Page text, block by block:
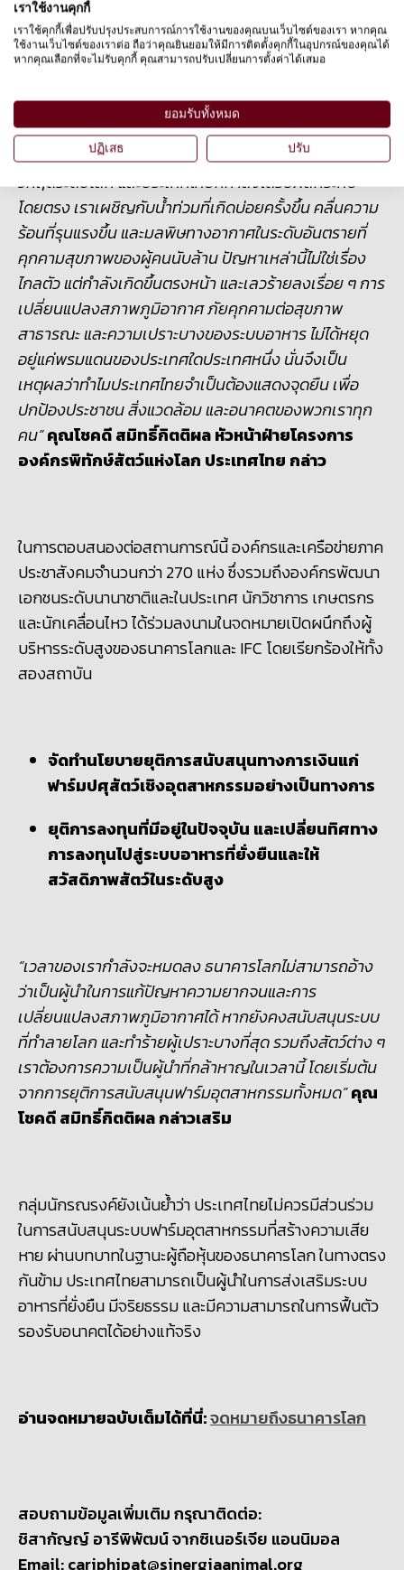
ส่งเสริมโปรตีนทางเลือก รวมถึงไม่ได้แก้ไขปัญหา
ความอยุติธรรมด้านสิ่งแวดล้อมและสังคมในภาค
เกษตรกรรม
“การทำฟาร์มปศุสัตว์เชิงอุตสาหกรรมกำลังเร่งให้เกิด
วิกฤตระดับโลก และประเทศไทยก็กำลังได้รับผลกระทบ
โดยตรง เราเผชิญกับน้ำท่วมที่เกิดบ่อยครั้งขึ้น คลื่นความ
ร้อนที่รุนแรงขึ้น และมลพิษทางอากาศในระดับอันตรายที่
คุกคามสุขภาพของผู้คนนับล้าน ปัญหาเหล่านี้ไม่ใช่เรื่อง
ไกลตัว แต่กำลังเกิดขึ้นตรงหน้า และเลวร้ายลงเรื่อย ๆ การ
เปลี่ยนแปลงสภาพภูมิอากาศ ภัยคุกคามต่อสุขภาพ
สาธารณะ และความเปราะบางของระบบอาหาร ไม่ได้หยุด
อยู่แค่พรมแดนของประเทศใดประเทศหนึ่ง นั่นจึงเป็น
เหตุผลว่าทำไมประเทศไทยจำเป็นต้องแสดงจุดยืน เพื่อ
ปกป้องประชาชน สิ่งแวดล้อม และอนาคตของพวกเราทุก
คน”คุณโชคดี สมิทธิ์กิตติผล หัวหน้าฝ่ายโครงการ
องค์กรพิทักษ์สัตว์แห่งโลก ประเทศไทย กล่าว
ในการตอบสนองต่อสถานการณ์นี้ องค์กรและเครือข่ายภาค
ประชาสังคมจำนวนกว่า 270 แห่ง ซึ่งรวมถึงองค์กรพัฒนา
เอกชนระดับนานาชาติและในประเทศ นักวิชาการ เกษตรกร
และนักเคลื่อนไหว ได้ร่วมลงนามในจดหมายเปิดผนึกถึงผู้
บริหารระดับสูงของธนาคารโลกและ IFC โดยเรียกร้องให้ทั้ง
สองสถาบัน
จัดทำนโยบายยุติการสนับสนุนทางการเงินแก่
ฟาร์มปศุสัตว์เชิงอุตสาหกรรมอย่างเป็นทางการ
ยุติการลงทุนที่มีอยู่ในปัจจุบัน และเปลี่ยนทิศทาง
การลงทุนไปสู่ระบบอาหารที่ยั่งยืนและให้
สวัสดิภาพสัตว์ในระดับสูง
“เวลาของเรากำลังจะหมดลง ธนาคารโลกไม่สามารถอ้าง
ว่าเป็นผู้นำในการแก้ปัญหาความยากจนและการ
เปลี่ยนแปลงสภาพภูมิอากาศได้ หากยังคงสนับสนุนระบบ
ที่ทำลายโลก และทำร้ายผู้เปราะบางที่สุด รวมถึงสัตว์ต่าง ๆ
เราต้องการความเป็นผู้นำที่กล้าหาญในเวลานี้ โดยเริ่มต้น
จากการยุติการสนับสนุนฟาร์มอุตสาหกรรมทั้งหมด”คุณ
โชคดี สมิทธิ์กิตติผล กล่าวเสริม
กลุ่มนักรณรงค์ยังเน้นย้ำว่า ประเทศไทยไม่ควรมีส่วนร่วม
ในการสนับสนุนระบบฟาร์มอุตสาหกรรมที่สร้างความเสีย
หาย ผ่านบทบาทในฐานะผู้ถือหุ้นของธนาคารโลก ในทางตรง
กันข้าม ประเทศไทยสามารถเป็นผู้นำในการส่งเสริมระบบ
อาหารที่ยั่งยืน มีจริยธรรม และมีความสามารถในการฟื้นตัว
รองรับอนาคตได้อย่างแท้จริง
อ่านจดหมายฉบับเต็มได้ที่นี่:จดหมายถึงธนาคารโลก
สอบถามข้อมูลเพิ่มเติม กรุณาติดต่อ:
ชิสากัญญ์ อารีพิพัฒน์ จากซิเนอร์เจีย แอนนิมอล
Email: cariphipat@sinergiaanimal.org
เราใช้งานคุกกี้
เราใช้คุกกี้เพื่อปรับปรุงประสบการณ์การใช้งานของคุณบนเว็บไซต์ของเรา หากคุณ
ใช้งานเว็บไซต์ของเราต่อ ถือว่าคุณยินยอมให้มีการติดตั้งคุกกี้ในอุปกรณ์ของคุณได้
หากคุณเลือกที่จะไม่รับคุกกี้ คุณสามารถปรับเปลี่ยนการตั้งค่าได้เสมอ
ยอมรับทั้งหมด
ปฏิเสธ ปรับ